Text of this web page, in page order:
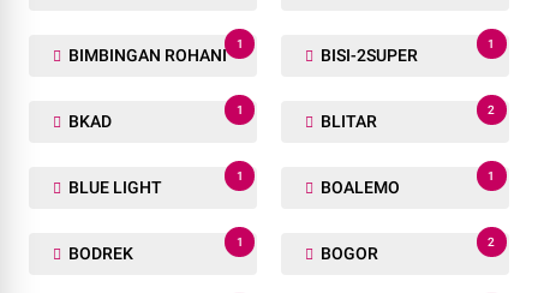
BIMBINGAN ROHANI
1
BISI-2SUPER
1
BKAD
1
BLITAR
2
BLUE LIGHT
1
BOALEMO
1
BODREK
1
BOGOR
2